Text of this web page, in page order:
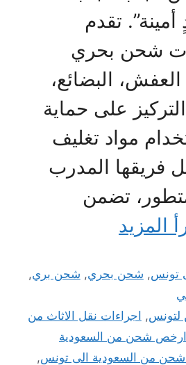
تقدم
شحن بحري
البضائع،
على حماية
مواد تغليف
فريقها المدرب
تضمن
المزيد
تونس, شحن بحري, شحن بري,
, اجراءات نقل الاثاث من
ارخص شحن من السعودية
من السعودية الى تونس,